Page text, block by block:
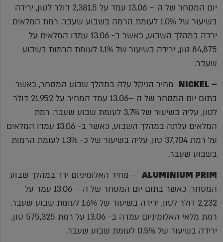
יום המסחר של ה – 13.06 עמד על 2,381.5 דולר לטון, ירידה
בשיעור של 1.0% לעומת הרמה בשבוע שעבר. רמת המלאים
ירדה במהלך השבוע, כאשר ב- 13.06 עמדו המלאים על
84,875 טון, ירידה בשיעור של 1.1% לעומת הרמות בשבוע
שעבר.
– NICKEL
מחיר הניקל עלה במהלך שבוע המסחר, כאשר
בתום יום המסחר של ה –13.06 עמד המחיר על 21,952 דולר
לטון, עליה בשיעור של 3.7% לעומת שבוע שעבר. רמת
המלאים עלתה במהלך השבוע, כאשר ב- 13.06 עמדו המלאים
על רמת 37,704 טון, עליה בשיעור של כ- 1.3% לעומת הרמות
בשבוע שעבר.
ALUMINIUM PRIM – מחיר האלומיניום ירד במהלך שבוע
המסחר, כאשר בתום יום המסחר של ה – 13.06 עמד על
2,232 דולר לטון, ירידה בשיעור של 1.6% לעומת שבוע שעבר.
רמת מלאי האלומיניום עמדה ב- 13.06 על רמת 575,325 טון,
ירידה בשיעור של 0.5% לעומת שבוע שעבר.